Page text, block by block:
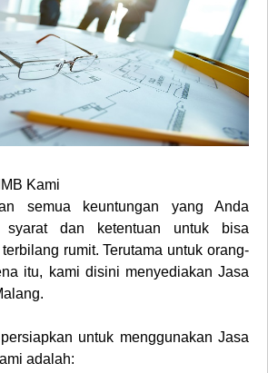
Kami
semua keuntungan yang Anda
syarat dan ketentuan untuk bisa
rumit. Terutama untuk orang-
itu, kami disini menyediakan Jasa
.
untuk menggunakan Jasa
adalah: